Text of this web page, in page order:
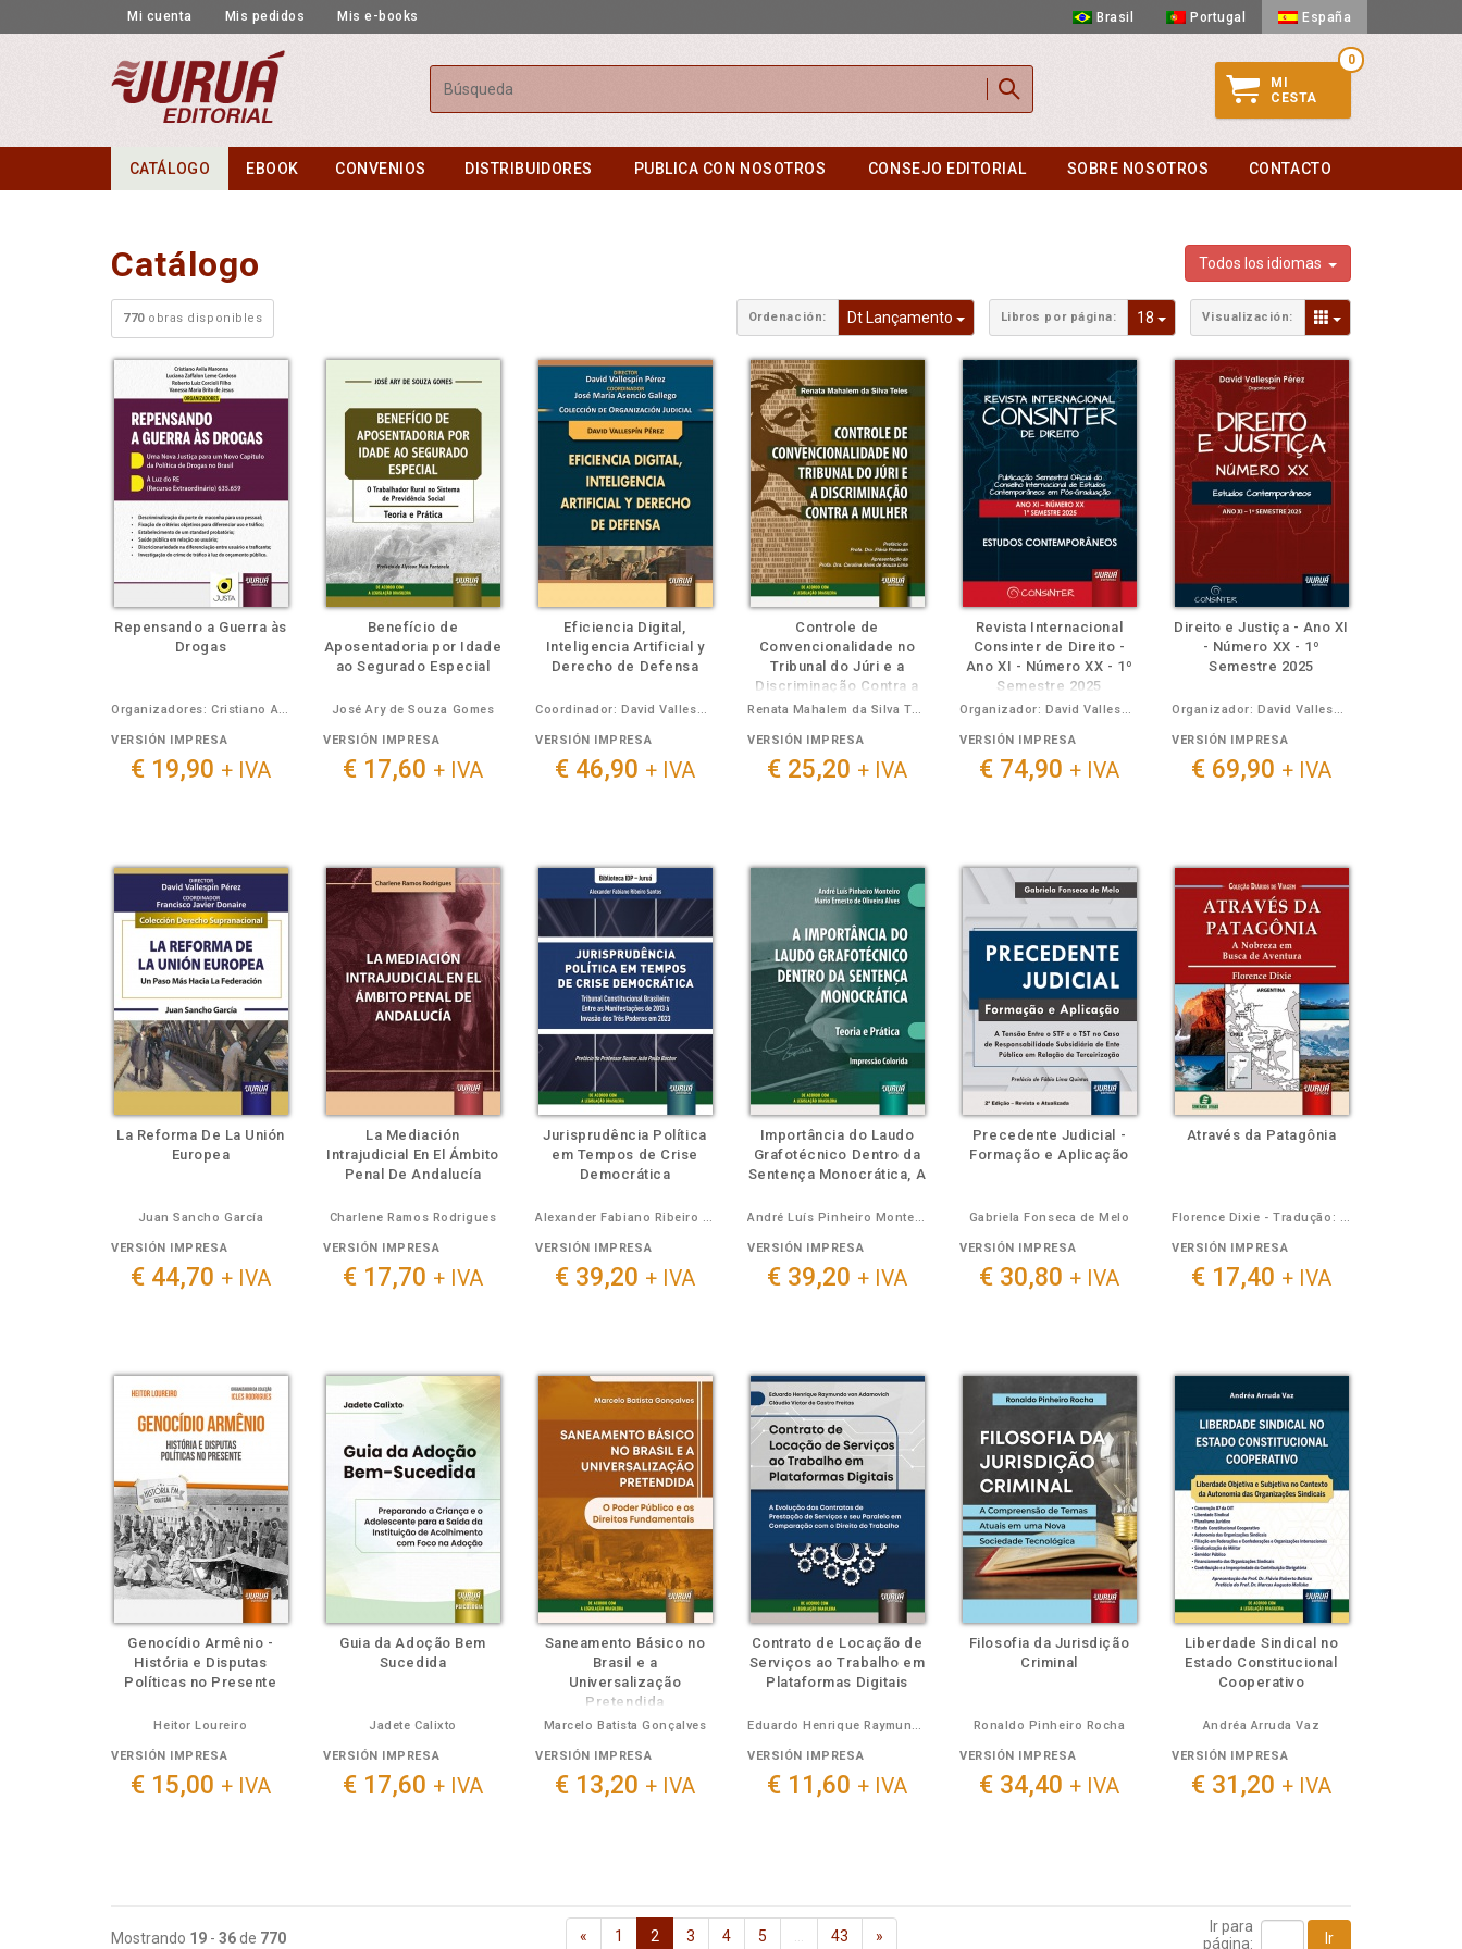
Mi cuenta Mis pedidos Mis e-books Brasil Portugal España
Buscar
0
MI
CESTA
CATÁLOGO EBOOK CONVENIOS DISTRIBUIDORES PUBLICA CON NOSOTROS CONSEJO EDITORIAL SOBRE NOSOTROS CONTACTO
Catálogo Todos los idiomas
770obras disponibles Ordenación: Dt Lançamento Toggle Dropdown
Libros por página: 18 Toggle Dropdown
Visualización: Toggle Dropdown
Repensando a Guerra às
Drogas
Organizadores: Cristiano Avila Maronna, Luciana Zaffalon Leme Cardoso, Roberto Luiz Corcioli Filho, Vanessa Maria Brito de Jesus
VERSIÓN IMPRESA
€ 19,90 + IVA
Benefício de
Aposentadoria por Idade
ao Segurado Especial
José Ary de Souza Gomes
VERSIÓN IMPRESA
€ 17,60 + IVA
Eficiencia Digital,
Inteligencia Artificial y
Derecho de Defensa
Coordinador: David Vallespín Pérez
VERSIÓN IMPRESA
€ 46,90 + IVA
Controle de
Convencionalidade no
Tribunal do Júri e a
Discriminação Contra a
Mulher
Renata Mahalem da Silva Teles
VERSIÓN IMPRESA
€ 25,20 + IVA
Revista Internacional
Consinter de Direito -
Ano XI - Número XX - 1º
Semestre 2025
Organizador: David Vallespín Pérez
VERSIÓN IMPRESA
€ 74,90 + IVA
Direito e Justiça - Ano XI
- Número XX - 1º
Semestre 2025
Organizador: David Vallespín Pérez
VERSIÓN IMPRESA
€ 69,90 + IVA
La Reforma De La Unión
Europea
Juan Sancho García
VERSIÓN IMPRESA
€ 44,70 + IVA
La Mediación
Intrajudicial En El Ámbito
Penal De Andalucía
Charlene Ramos Rodrigues
VERSIÓN IMPRESA
€ 17,70 + IVA
Jurisprudência Política
em Tempos de Crise
Democrática
Alexander Fabiano Ribeiro Santos
VERSIÓN IMPRESA
€ 39,20 + IVA
Importância do Laudo
Grafotécnico Dentro da
Sentença Monocrática, A
André Luís Pinheiro Monteiro, Mario Ernesto de Oliveira Alves
VERSIÓN IMPRESA
€ 39,20 + IVA
Precedente Judicial -
Formação e Aplicação
Gabriela Fonseca de Melo
VERSIÓN IMPRESA
€ 30,80 + IVA
Através da Patagônia
Florence Dixie - Tradução: Monica Kukulka - Adaptação: Sara Duim
VERSIÓN IMPRESA
€ 17,40 + IVA
Genocídio Armênio -
História e Disputas
Políticas no Presente
Heitor Loureiro
VERSIÓN IMPRESA
€ 15,00 + IVA
Guia da Adoção Bem
Sucedida
Jadete Calixto
VERSIÓN IMPRESA
€ 17,60 + IVA
Saneamento Básico no
Brasil e a
Universalização
Pretendida
Marcelo Batista Gonçalves
VERSIÓN IMPRESA
€ 13,20 + IVA
Contrato de Locação de
Serviços ao Trabalho em
Plataformas Digitais
Eduardo Henrique Raymundo von Adamovich, Cláudio Victor de Castro Freitas
VERSIÓN IMPRESA
€ 11,60 + IVA
Filosofia da Jurisdição
Criminal
Ronaldo Pinheiro Rocha
VERSIÓN IMPRESA
€ 34,40 + IVA
Liberdade Sindical no
Estado Constitucional
Cooperativo
Andréa Arruda Vaz
VERSIÓN IMPRESA
€ 31,20 + IVA
Mostrando 19 - 36 de 770 « 1 2 3 4 5 43 »
Ir para
página:
Ir